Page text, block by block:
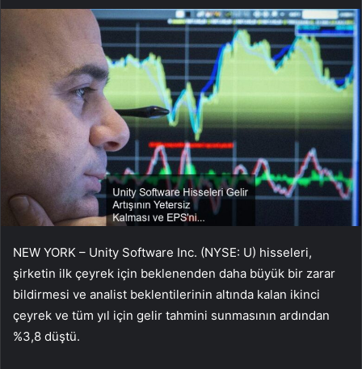
NEW YORK – Unity Software Inc. (NYSE: U) hisseleri,
şirketin ilk çeyrek için beklenenden daha büyük bir zarar
bildirmesi ve analist beklentilerinin altında kalan ikinci
çeyrek ve tüm yıl için gelir tahmini sunmasının ardından
%3,8 düştü.